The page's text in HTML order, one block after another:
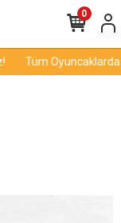
Tüm Oyuncaklarda
0